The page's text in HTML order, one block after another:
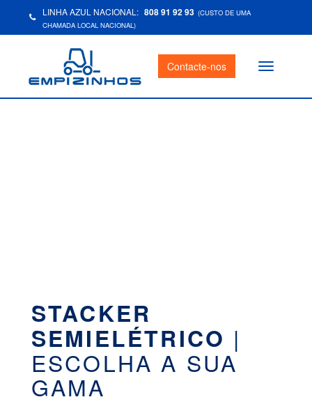
LINHA AZUL NACIONAL: 808 91 92 93 (CUSTO DE UMA
CHAMADA LOCAL NACIONAL)
Contacte-nos
Toggle
STACKER
SEMIELÉTRICO |
ESCOLHA A SUA
GAMA